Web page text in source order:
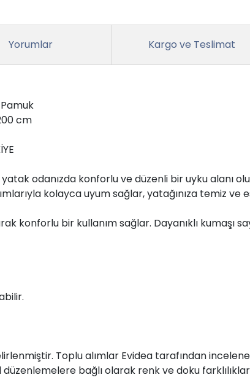
Yorumlar Kargo ve Teslimat
Pamuk
cm
odanızda konforlu ve düzenli bir uyku alanı
kolayca uyum sağlar, yatağınıza temiz ve
konforlu bir kullanım sağlar. Dayanıklı kumaşı
Toplu alımlar Evidea tarafından
bağlı olarak renk ve doku